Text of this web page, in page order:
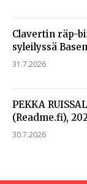
Clavertin räp-
syleilyssä
31.7.2026
PEKKA
(Readme.fi),
30.7.2026